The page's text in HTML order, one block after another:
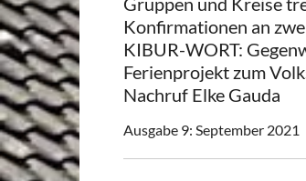
Konfirmationen an
KIBUR-WORT:
Ferienprojekt zum
Nachruf Elke Gauda
Ausgabe 9: September 2021